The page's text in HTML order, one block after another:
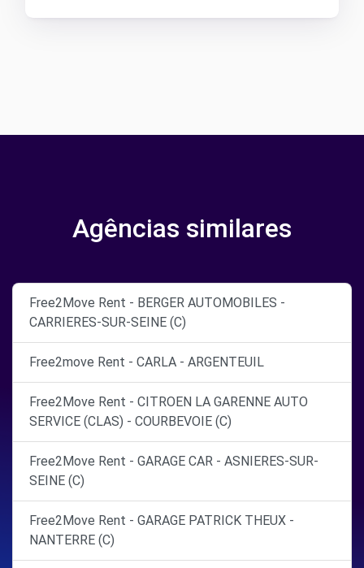
Agências similares
Free2Move Rent - BERGER AUTOMOBILES -
CARRIERES-SUR-SEINE (C)
Free2move Rent - CARLA - ARGENTEUIL
Free2Move Rent - CITROEN LA GARENNE AUTO
SERVICE (CLAS) - COURBEVOIE (C)
Free2Move Rent - GARAGE CAR - ASNIERES-SUR-
SEINE (C)
Free2Move Rent - GARAGE PATRICK THEUX -
NANTERRE (C)